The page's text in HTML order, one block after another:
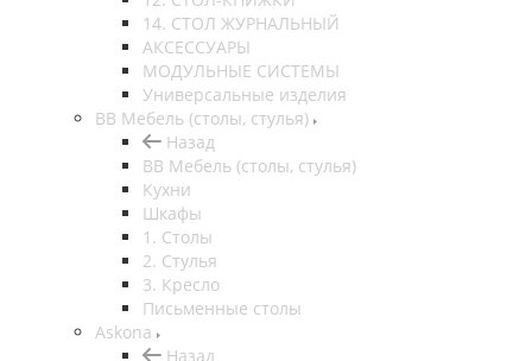
14. СТОЛ ЖУРНАЛЬНЫЙ
АКСЕССУАРЫ
МОДУЛЬНЫЕ СИСТЕМЫ
Универсальные изделия
ВВ Мебель (столы, стулья)
Назад
ВВ Мебель (столы, стулья)
Кухни
Шкафы
1. Столы
2. Стулья
3. Кресло
Письменные столы
Askona
Назад